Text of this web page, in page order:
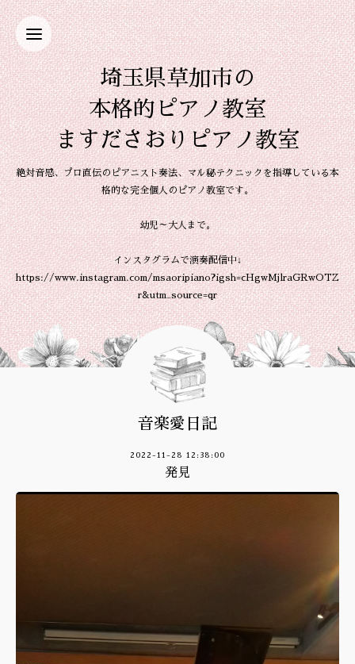
埼玉県草加市の
本格的ピアノ教室
ますださおりピアノ教室
絶対音感、プロ直伝のピアニスト奏法、マル秘テクニックを指導している本
格的な完全個人のピアノ教室です。
幼児～大人まで。
インスタグラムで演奏配信中↓
https://www.instagram.com/msaoripiano?igsh=cHgwMjlraGRwOTZ
r&utm_source=qr
音楽愛日記
2022-11-28 12:38:00
発見